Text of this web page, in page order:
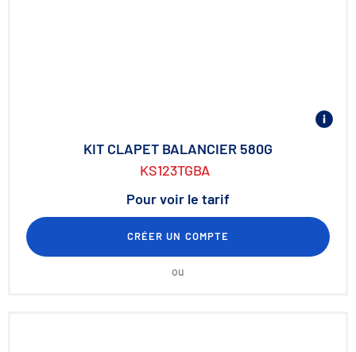
KIT CLAPET BALANCIER 580G
KS123TGBA
Pour voir le tarif
CRÉER UN COMPTE
ou